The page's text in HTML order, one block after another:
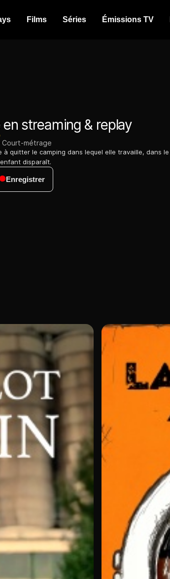
Films Séries Émissions TV
en streaming & replay
Court-métrage
à quitter le camping dans lequel elle travaille, dans le
disparaît.
Enregistrer